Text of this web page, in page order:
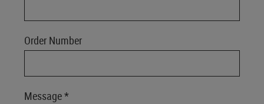
Order Number
Message *